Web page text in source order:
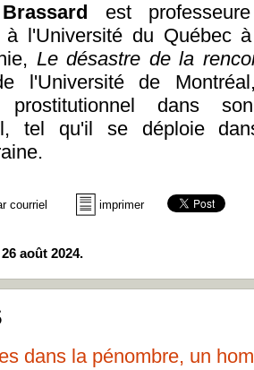
est
à l'Université du Québec
Le désastre de la
l'Université de
prostitutionnel dans
tel qu'il se déploie
courriel imprimer
août 2024.
dans la pénombre, un